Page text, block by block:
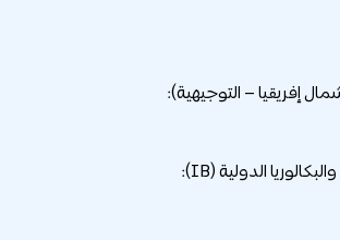
إفريقيا – التوجيهية):